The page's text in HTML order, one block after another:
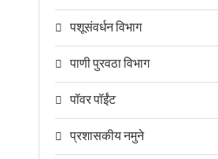
पशूसंवर्धन विभाग
पाणी पुरवठा विभाग
पॉवर पॉईंट
प्रशासकीय नमुने